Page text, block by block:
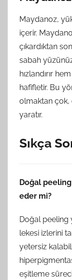
Maydanoz,
içerir.
çıkardıktan
sabah
hızlandırır
hafifletir. Bu
olmaktan çok,
yaratır.
Sıkça
Doğal
eder mi?
Doğal peeling
lekesi izlerini
yetersiz
eşitleme